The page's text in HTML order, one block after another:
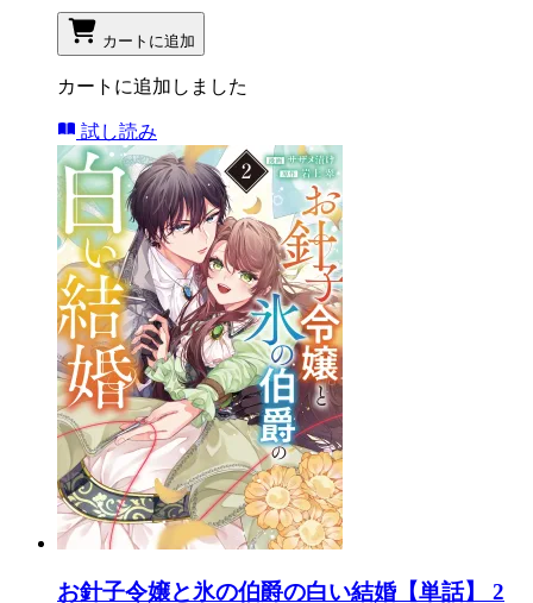
カートに追加
カートに追加しました
試し読み
お針子令嬢と氷の伯爵の白い結婚【単話】 2